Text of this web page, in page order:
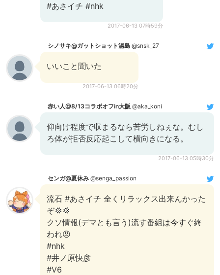
#あさイチ #nhk
2017-06-13 07時59分
シノサキ@ガットショット湯島 @snsk_27
いいこと聞いた
2017-06-13 06時20分
赤い人@8/13コラボオフin大阪 @aka_koni
仰向け程度で収まるなら苦労しねぇな。むし
ろ体が拒否反応起こして横向きになる。
2017-06-13 05時30分
センガ@夏休み @senga_passion
流石 #あさイチ 全くリラックス出来んかった
ぞ💢💢
クソ情報(デマとも言う)流す番組は今すぐ終
われ😡
#nhk
#井ノ原快彦
#V6